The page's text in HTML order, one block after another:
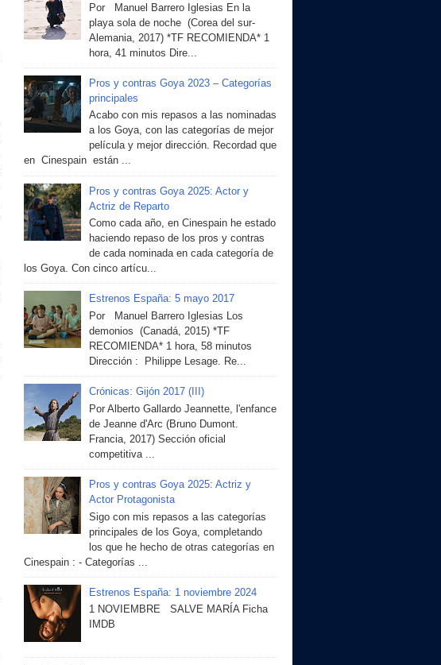
Por Manuel Barrero Iglesias En la
playa sola de noche (Corea del sur-
Alemania, 2017) *TF RECOMIENDA* 1
hora, 41 minutos Dire...
Pros y contras Goya 2023 – Categorías
principales
Acabo con mis repasos a las nominadas
a los Goya, con las categorías de mejor
película y mejor dirección. Recordad que
en Cinespain están ...
Pros y contras Goya 2025: Actor y
Actriz de Reparto
Como cada año, en Cinespain he estado
haciendo repaso de los pros y contras
de cada nominada en cada categoría de
los Goya. Con cinco artícu...
Estrenos España: 5 mayo 2017
Por Manuel Barrero Iglesias Los
demonios (Canadá, 2015) *TF
RECOMIENDA* 1 hora, 58 minutos
Dirección : Philippe Lesage. Re...
Crónicas: Gijón 2017 (III)
Por Alberto Gallardo Jeannette, l'enfance
de Jeanne d'Arc (Bruno Dumont.
Francia, 2017) Sección oficial
competitiva ...
Pros y contras Goya 2025: Actriz y
Actor Protagonista
Sigo con mis repasos a las categorías
principales de los Goya, completando
los que he hecho de otras categorías en
Cinespain : - Categorías ...
Estrenos España: 1 noviembre 2024
1 NOVIEMBRE SALVE MARÍA Ficha
IMDB